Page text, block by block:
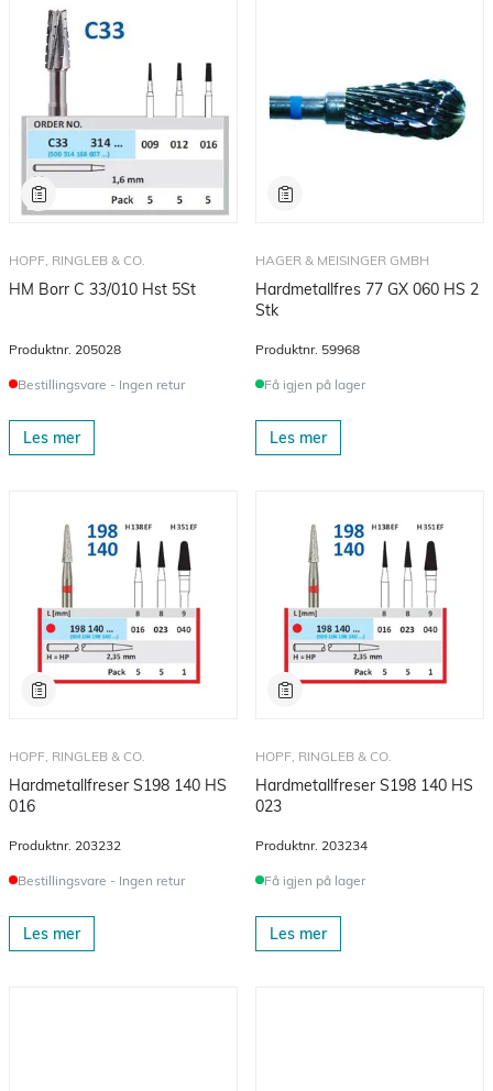
HOPF, RINGLEB & CO.
HM Borr C 33/010 Hst 5St
Produktnr. 205028
Bestillingsvare - Ingen retur
Les mer
HAGER & MEISINGER GMBH
Hardmetallfres 77 GX 060 HS 2
Stk
Produktnr. 59968
Få igjen på lager
Les mer
HOPF, RINGLEB & CO.
Hardmetallfreser S198 140 HS
016
Produktnr. 203232
Bestillingsvare - Ingen retur
Les mer
HOPF, RINGLEB & CO.
Hardmetallfreser S198 140 HS
023
Produktnr. 203234
Få igjen på lager
Les mer